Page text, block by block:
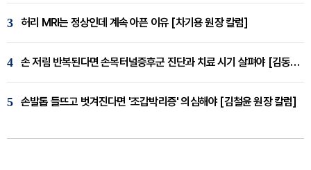
3 허리 MRI는 정상인데 계속 아픈 이유 [차기용 원장 칼럼]
4 손 저림 반복된다면 손목터널증후군 진단과 치료 시기 살펴야 [김동현 원장 칼럼]
5 손발톱 들뜨고 벗겨진다면 '조갑박리증' 의심해야 [김철윤 원장 칼럼]